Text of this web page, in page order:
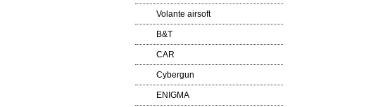
Volante airsoft
B&T
CAR
Cybergun
ENIGMA